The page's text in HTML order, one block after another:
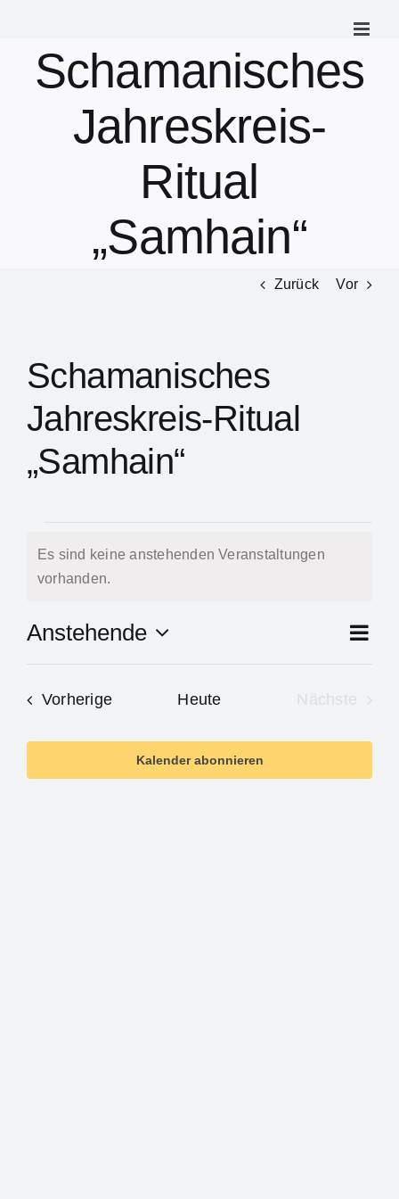
springenSchamanisches
Jahreskreis-
Ritual
„Samhain“
Zurück Vor
Schamanisches
Jahreskreis-Ritual
„Samhain“
Hinweis
Es sind keine anstehenden Veranstaltungen
vorhanden.
Anstehende
VorherigeVeranstaltungen
Heute
Kalender abonnieren